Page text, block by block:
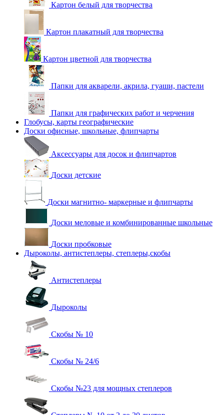
Картон белый для творчества
Картон плакатный для творчества
Картон цветной для творчества
Папки для акварели, акрила, гуаши, пастели
Папки для графических работ и черчения
Глобусы, карты географические
Доски офисные, школьные, флипчарты
Аксессуары для досок и флипчартов
Доски детские
Доски магнитно- маркерные и флипчарты
Доски меловые и комбинированные школьные
Доски пробковые
Дыроколы, антистеплеры, степлеры,скобы
Антистеплеры
Дыроколы
Скобы № 10
Скобы № 24/6
Скобы №23 для мощных степлеров